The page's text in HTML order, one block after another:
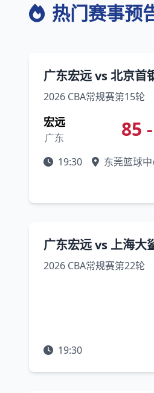
热门赛事预
广东宏远 vs 北京首
2026 CBA常规赛第15轮
宏远
广东 85
19:30
东莞篮球
广东宏远 vs 上海大
2026 CBA常规赛第22轮
19:30